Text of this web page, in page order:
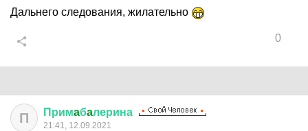
Дальнего следования, жилательно
0
П Примaбaлерина
21:41, 12.09.2021